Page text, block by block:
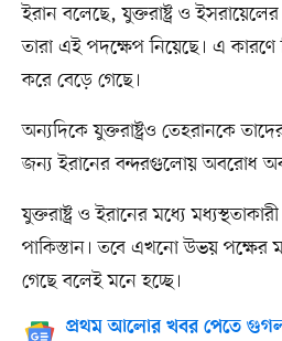
ইরান বলেছে, যুক্তরাষ্ট্র ও
তারা এই পদক্ষেপ নিয়েছে। এ
করে বেড়ে গেছে।
অন্যদিকে যুক্তরাষ্ট্রও তেহরানকে
জন্য ইরানের বন্দরগুলোয় অবরোধ
যুক্তরাষ্ট্র ও ইরানের মধ্যে
পাকিস্তান। তবে এখনো উভয় পক্ষের
গেছে বলেই মনে হচ্ছে।
প্রথম আলোর খবর পেতে